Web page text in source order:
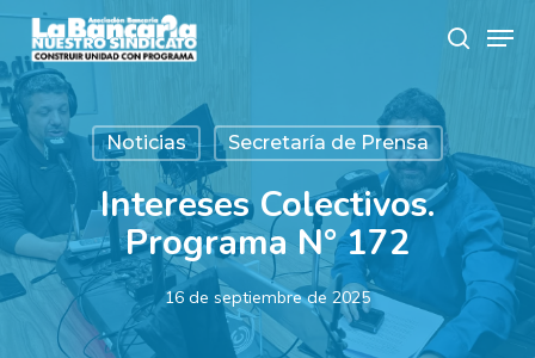
Skip
main
content
search
Noticias Secretaría de Prensa
Intereses Colectivos.
Programa N° 172
16 de septiembre de 2025